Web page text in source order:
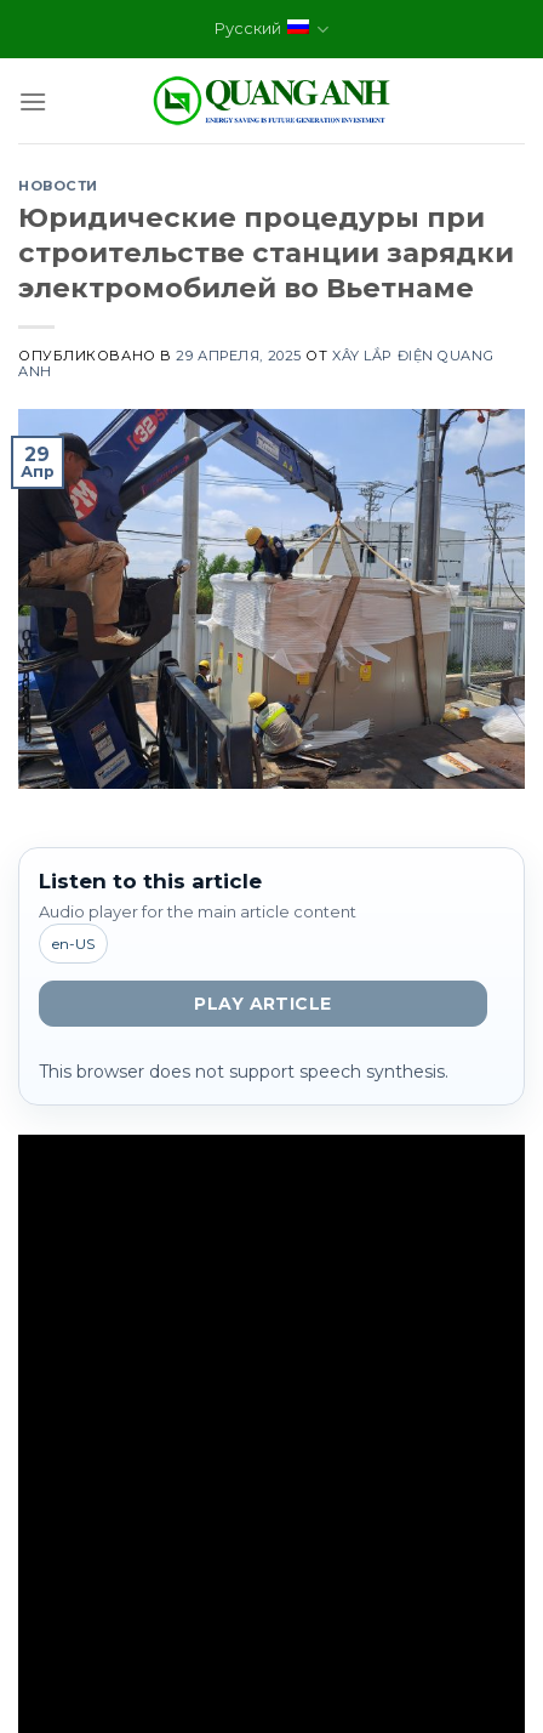
Русский
НОВОСТИ
Юридические процедуры при
строительстве станции зарядки
электромобилей во Вьетнаме
ОПУБЛИКОВАНО В29 АПРЕЛЯ, 2025 ОТXÂY LẮP ĐIỆN QUANG
ANH
29
Апр
Listen to this article
Audio player for the main article content
en-US
PLAY ARTICLE
This browser does not support speech synthesis.